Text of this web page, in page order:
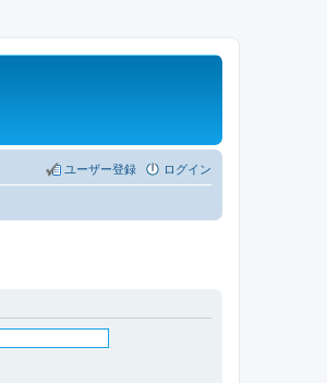
ログイン
ユーザー登録